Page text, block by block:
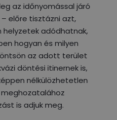
az időnyomással járó
előre tisztázni azt,
helyzetek adódhatnak,
hogyan és milyen
az adott terület
döntési itinernek is,
nélkülözhetetlen
is adjuk meg.